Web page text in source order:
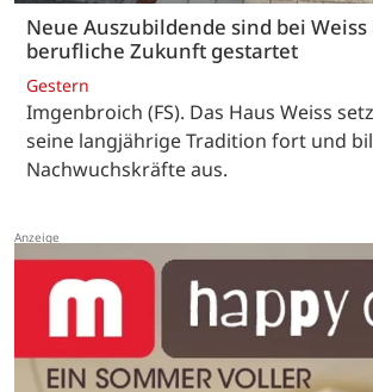
Neue Auszubildende sind bei
berufliche Zukunft gestartet
Gestern
Imgenbroich (FS). Das Haus Weiss
seine langjährige Tradition fort und
Nachwuchskräfte aus.